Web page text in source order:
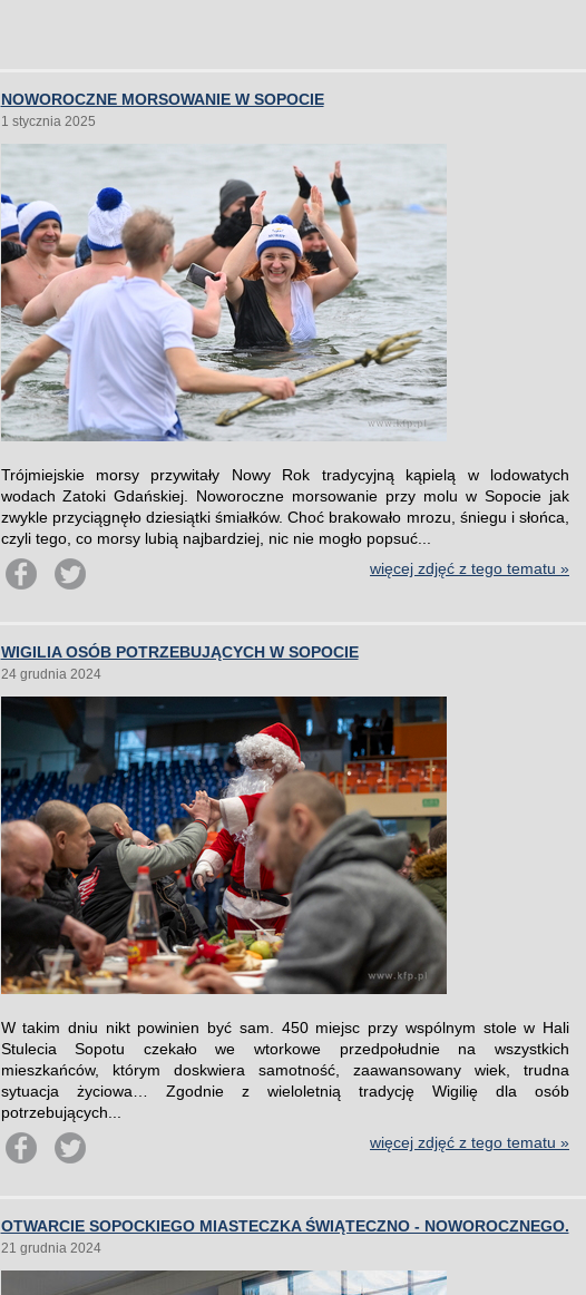
NOWOROCZNE MORSOWANIE W SOPOCIE
1 stycznia 2025
Trójmiejskie morsy przywitały Nowy Rok tradycyjną kąpielą w lodowatych
wodach Zatoki Gdańskiej. Noworoczne morsowanie przy molu w Sopocie jak
zwykle przyciągnęło dziesiątki śmiałków. Choć brakowało mrozu, śniegu i słońca,
czyli tego, co morsy lubią najbardziej, nic nie mogło popsuć...
więcej zdjęć z tego tematu »
WIGILIA OSÓB POTRZEBUJĄCYCH W SOPOCIE
24 grudnia 2024
W takim dniu nikt powinien być sam. 450 miejsc przy wspólnym stole w Hali
Stulecia Sopotu czekało we wtorkowe przedpołudnie na wszystkich
mieszkańców, którym doskwiera samotność, zaawansowany wiek, trudna
sytuacja życiowa… Zgodnie z wieloletnią tradycję Wigilię dla osób
potrzebujących...
więcej zdjęć z tego tematu »
OTWARCIE SOPOCKIEGO MIASTECZKA ŚWIĄTECZNO - NOWOROCZNEGO.
21 grudnia 2024